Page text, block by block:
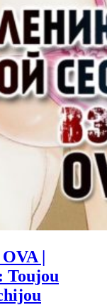
|
Toujou